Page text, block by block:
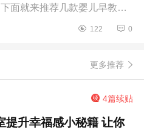
面就来推荐几款婴儿早教几
智玩具品牌旗舰店推荐： 费
122 0
更多推荐
4篇续贴
提升幸福感小秘籍 让你